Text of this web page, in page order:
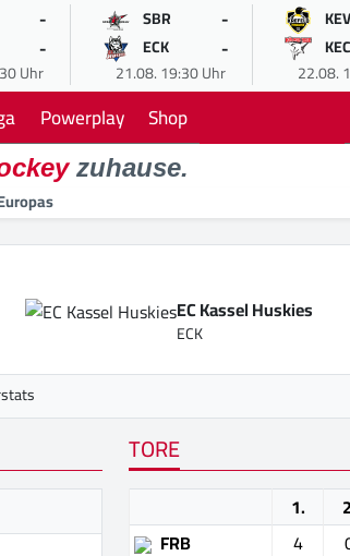
-
-
Uhr
SBR -
ECK -
21.08. 19:30 Uhr
KEV
KEC
22.08.
Powerplay Shop
zuhause.
EC Kassel Huskies
ECK
TORE
1.
FRB
4